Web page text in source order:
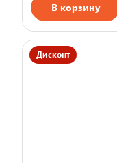
В корзину
Дисконт